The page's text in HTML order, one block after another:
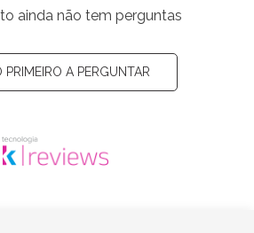
ainda não tem perguntas
PRIMEIRO A PERGUNTAR